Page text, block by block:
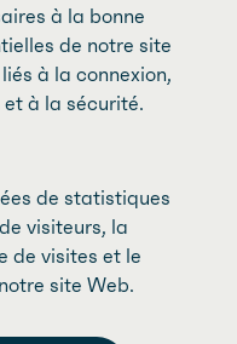
à la bonne
de notre site
à la connexion,
à la sécurité.
de statistiques
visiteurs, la
de visites et le
site Web.
médecins
TOGGLE
PARTAGER
COPIER LE
PARTAGER
PARTAGER
PARTAGER